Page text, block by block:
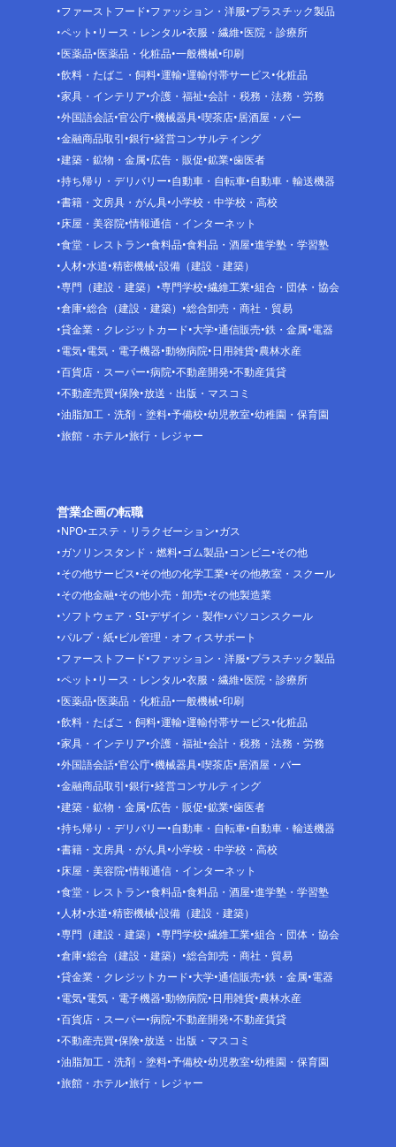
ファーストフード ファッション・洋服 プラスチック製品
ペット リース・レンタル 衣服・繊維 医院・診療所
医薬品 医薬品・化粧品 一般機械 印刷
飲料・たばこ・飼料 運輸 運輸付帯サービス 化粧品
家具・インテリア 介護・福祉 会計・税務・法務・労務
外国語会話 官公庁 機械器具 喫茶店 居酒屋・バー
金融商品取引 銀行 経営コンサルティング
建築・鉱物・金属 広告・販促 鉱業 歯医者
持ち帰り・デリバリー 自動車・自転車 自動車・輸送機器
書籍・文房具・がん具 小学校・中学校・高校
床屋・美容院 情報通信・インターネット
食堂・レストラン 食料品 食料品・酒屋 進学塾・学習塾
人材 水道 精密機械 設備（建設・建築）
専門（建設・建築）
専門学校 繊維工業 組合・団体・協会
倉庫 総合（建設・建築）
総合卸売・商社・貿易
貸金業・クレジットカード 大学 通信販売 鉄・金属 電器
電気 電気・電子機器 動物病院 日用雑貨 農林水産
百貨店・スーパー 病院 不動産開発 不動産賃貸
不動産売買 保険 放送・出版・マスコミ
油脂加工・洗剤・塗料 予備校 幼児教室 幼稚園・保育園
旅館・ホテル 旅行・レジャー
営業企画の転職
NPO エステ・リラクゼーション ガス
ガソリンスタンド・燃料 ゴム製品 コンビニ その他
その他サービス その他の化学工業 その他教室・スクール
その他金融 その他小売・卸売 その他製造業
ソフトウェア・SI デザイン・製作 パソコンスクール
パルプ・紙 ビル管理・オフィスサポート
ファーストフード ファッション・洋服 プラスチック製品
ペット リース・レンタル 衣服・繊維 医院・診療所
医薬品 医薬品・化粧品 一般機械 印刷
飲料・たばこ・飼料 運輸 運輸付帯サービス 化粧品
家具・インテリア 介護・福祉 会計・税務・法務・労務
外国語会話 官公庁 機械器具 喫茶店 居酒屋・バー
金融商品取引 銀行 経営コンサルティング
建築・鉱物・金属 広告・販促 鉱業 歯医者
持ち帰り・デリバリー 自動車・自転車 自動車・輸送機器
書籍・文房具・がん具 小学校・中学校・高校
床屋・美容院 情報通信・インターネット
食堂・レストラン 食料品 食料品・酒屋 進学塾・学習塾
人材 水道 精密機械 設備（建設・建築）
専門（建設・建築）
専門学校 繊維工業 組合・団体・協会
倉庫 総合（建設・建築）
総合卸売・商社・貿易
貸金業・クレジットカード 大学 通信販売 鉄・金属 電器
電気 電気・電子機器 動物病院 日用雑貨 農林水産
百貨店・スーパー 病院 不動産開発 不動産賃貸
不動産売買 保険 放送・出版・マスコミ
油脂加工・洗剤・塗料 予備校 幼児教室 幼稚園・保育園
旅館・ホテル 旅行・レジャー